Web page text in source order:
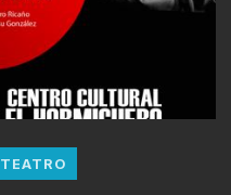
TEATRO